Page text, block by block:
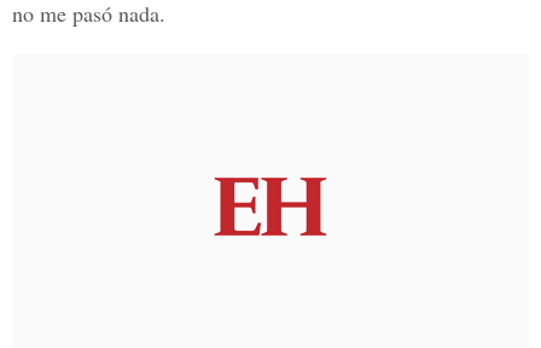
no me pasó nada.